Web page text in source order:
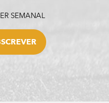
SEMANAL